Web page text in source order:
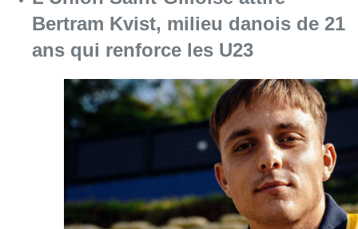
08 août 2026 Consulter l'article "L’Union Saint-Gilloise
Facebook
TwitterWhatsApp
Share